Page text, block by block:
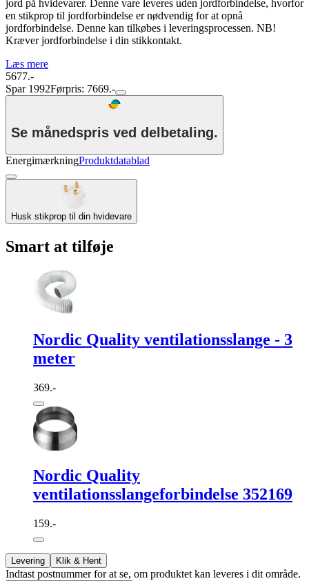
jord på hvidevarer. Denne vare leveres uden jordforbindelse, hvorfor
en stikprop til jordforbindelse er nødvendig for at opnå
jordforbindelse. Denne kan tilkøbes i leveringsprocessen. NB!
Kræver jordforbindelse i din stikkontakt.
Læs mere
5677.-
Spar 1992Førpris: 7669.-
Se månedspris ved delbetaling.
EnergimærkningProduktdatablad
Husk stikprop til din hvidevare
Smart at tilføje
Nordic Quality ventilationsslange - 3
meter
369.-
Nordic Quality
ventilationsslangeforbindelse 352169
159.-
Levering Klik & Hent
Indtast postnummer for at se, om produktet kan leveres i dit område.